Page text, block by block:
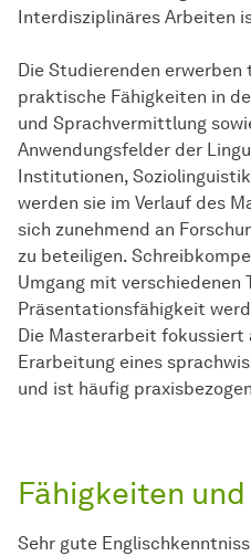
Interdisziplinäres Arbeiten
Die Studierenden erwerben
praktische Fähigkeiten in
und Sprachvermittlung
Anwendungsfelder der
Institutionen,
werden sie im Verlauf des
sich zunehmend an
zu beteiligen.
Umgang mit verschiedenen
Präsentationsfähigkeit
Die Masterarbeit
Erarbeitung eines
und ist häufig
Fähigkeiten
Sehr gute